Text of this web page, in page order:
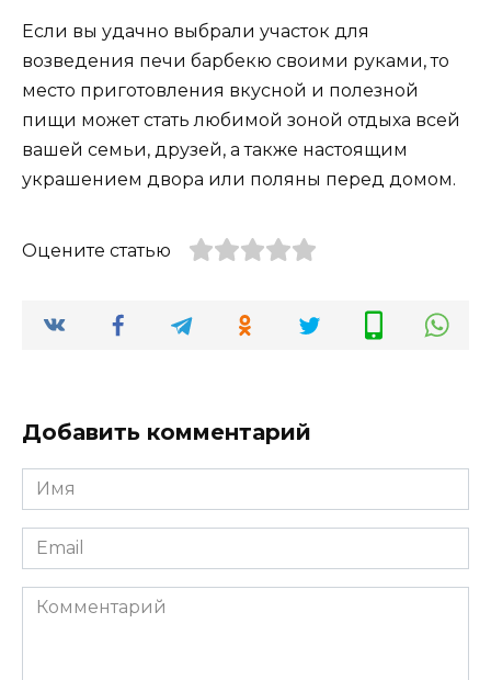
Если вы удачно выбрали участок для
возведения печи барбекю своими руками, то
место приготовления вкусной и полезной
пищи может стать любимой зоной отдыха всей
вашей семьи, друзей, а также настоящим
украшением двора или поляны перед домом.
Оцените статью
Добавить комментарий
Имя
*
Email
*
Комментарий